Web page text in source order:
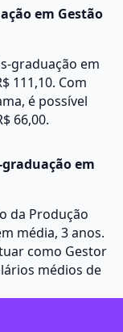
em Gestão
graduação em
111,10. Com
é possível
66,00.
em
da Produção
média, 3 anos.
como Gestor
médios de